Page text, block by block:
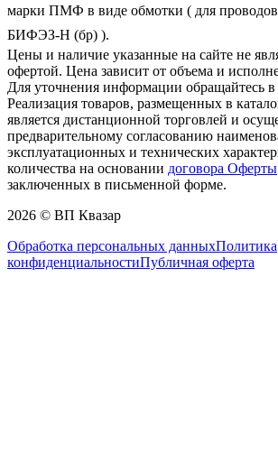
марки ПМФ в виде обмотки ( для
БИФЭЗ-Н (бр) ).
Цены и наличие указанные на сайте не
офертой. Цена зависит от объема и
Для уточнения информации обращайтесь в
Реализация товаров, размещенных в
является дистанционной торговлей и
предварительному согласованию
эксплуатационных и технических
количества на основании договора Оферты
заключенных в письменной форме.
2026 © ВП Квазар
Обработка персональных данныхПолитика
конфиденциальностиПубличная оферта